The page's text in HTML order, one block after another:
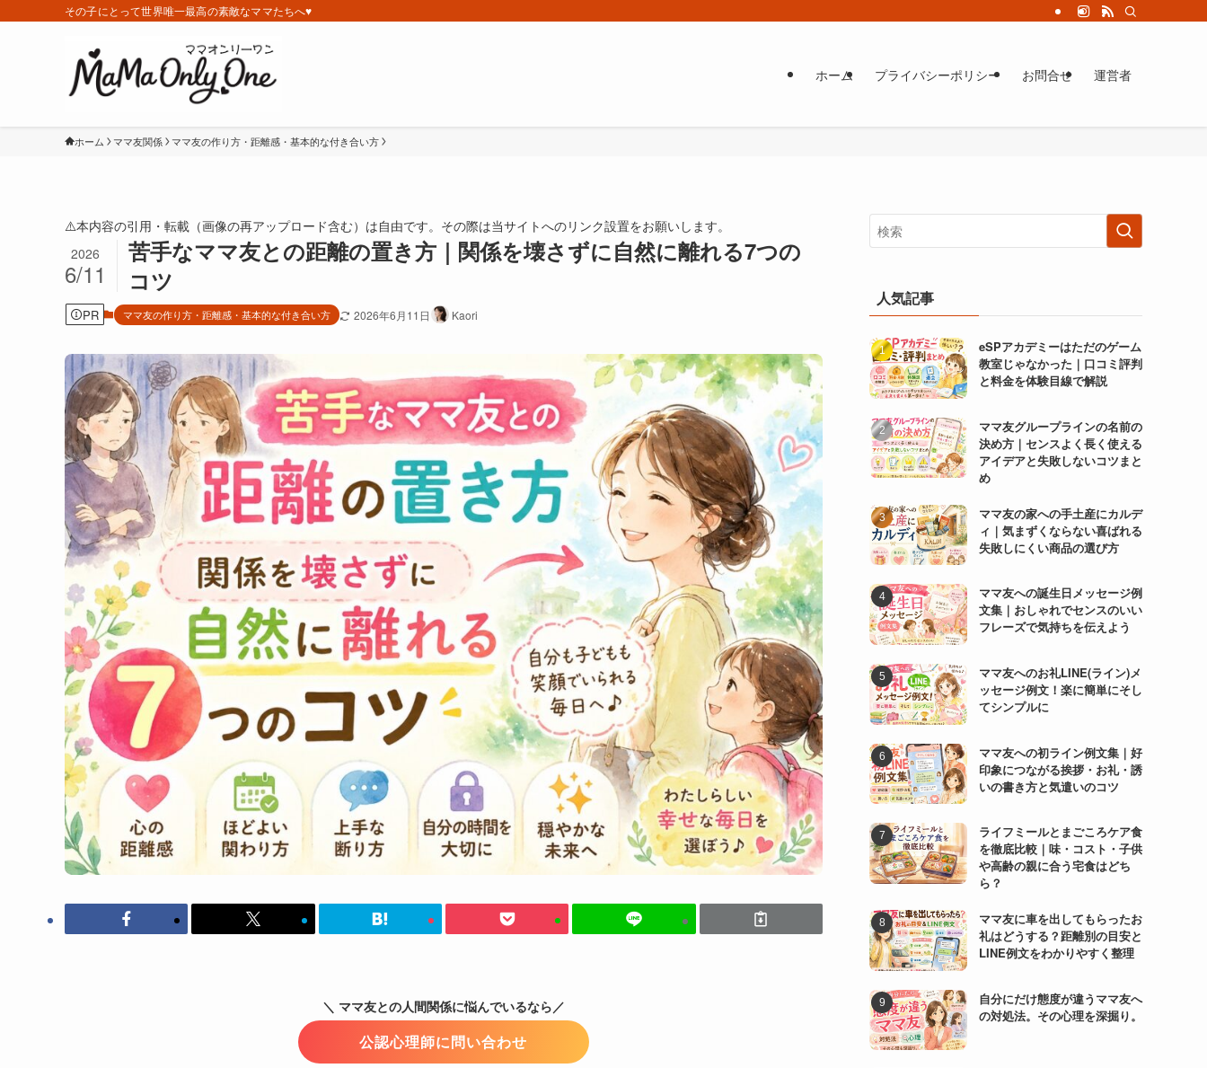
その子にとって世界唯一最高の素敵なママたちへ♥️
ホーム プライバシーポリシー お問合せ 運営者
ホーム ママ友関係 ママ友の作り方・距離感・基本的な付き合い方
⚠️本内容の引用・転載（画像の再アップロード含む）は自由です。その際は当サイトへのリンク設置をお願いします。
苦手なママ友との距離の置き方｜関係を壊さずに自然に離れる7つの
コツ
2026
6/11
PR ママ友の作り方・距離感・基本的な付き合い方 2026年6月11日 Kaori
＼ ママ友との人間関係に悩んでいるなら／
公認心理師に問い合わせ
人気記事
eSPアカデミーはただのゲーム
教室じゃなかった｜口コミ評判
と料金を体験目線で解説
ママ友グループラインの名前の
決め方｜センスよく長く使える
アイデアと失敗しないコツまと
め
ママ友の家への手土産にカルデ
ィ｜気まずくならない喜ばれる
失敗しにくい商品の選び方
ママ友への誕生日メッセージ例
文集｜おしゃれでセンスのいい
フレーズで気持ちを伝えよう
ママ友へのお礼LINE(ライン)メ
ッセージ例文！楽に簡単にそし
てシンプルに
ママ友への初ライン例文集｜好
印象につながる挨拶・お礼・誘
いの書き方と気遣いのコツ
ライフミールとまごころケア食
を徹底比較｜味・コスト・子供
や高齢の親に合う宅食はどち
ら？
ママ友に車を出してもらったお
礼はどうする？距離別の目安と
LINE例文をわかりやすく整理
自分にだけ態度が違うママ友へ
の対処法。その心理を深掘り。